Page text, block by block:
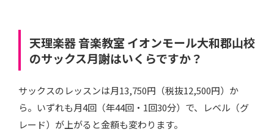
天理楽器 音楽教室 イオンモール大和郡山校
のサックス月謝はいくらですか？
サックスのレッスンは月13,750円（税抜12,500円）か
ら。いずれも月4回（年44回・1回30分）で、レベル（グ
レード）が上がると金額も変わります。